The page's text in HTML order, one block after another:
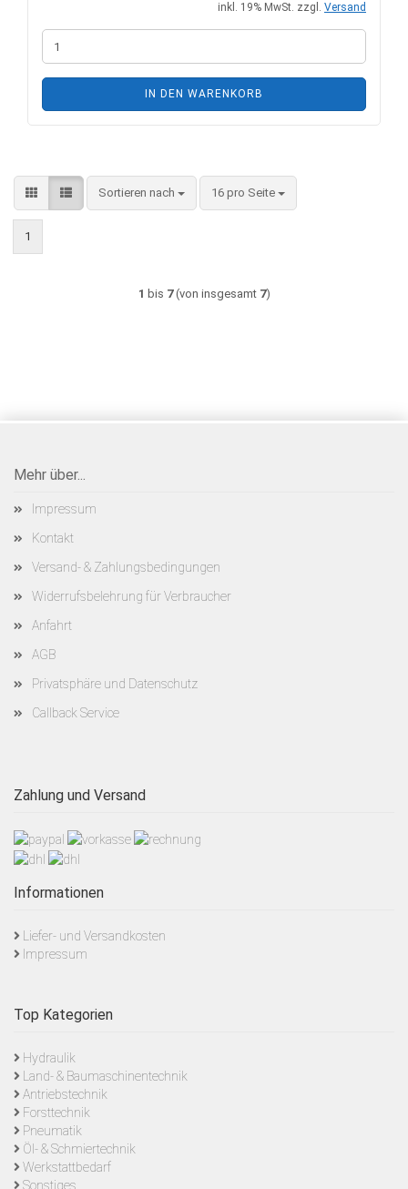
inkl. 19% MwSt. zzgl. Versand
IN DEN WARENKORB
Sortieren nach
Sortieren nach 16 pro Seite
pro Seite
1
1 bis 7(von insgesamt 7)
Mehr über...
Impressum
Kontakt
Versand- & Zahlungsbedingungen
Widerrufsbelehrung für Verbraucher
Anfahrt
AGB
Privatsphäre und Datenschutz
Callback Service
Zahlung und Versand
Informationen
Liefer- und Versandkosten
Impressum
Top Kategorien
Hydraulik
Land- & Baumaschinentechnik
Antriebstechnik
Forsttechnik
Pneumatik
Öl- & Schmiertechnik
Werkstattbedarf
Sonstiges